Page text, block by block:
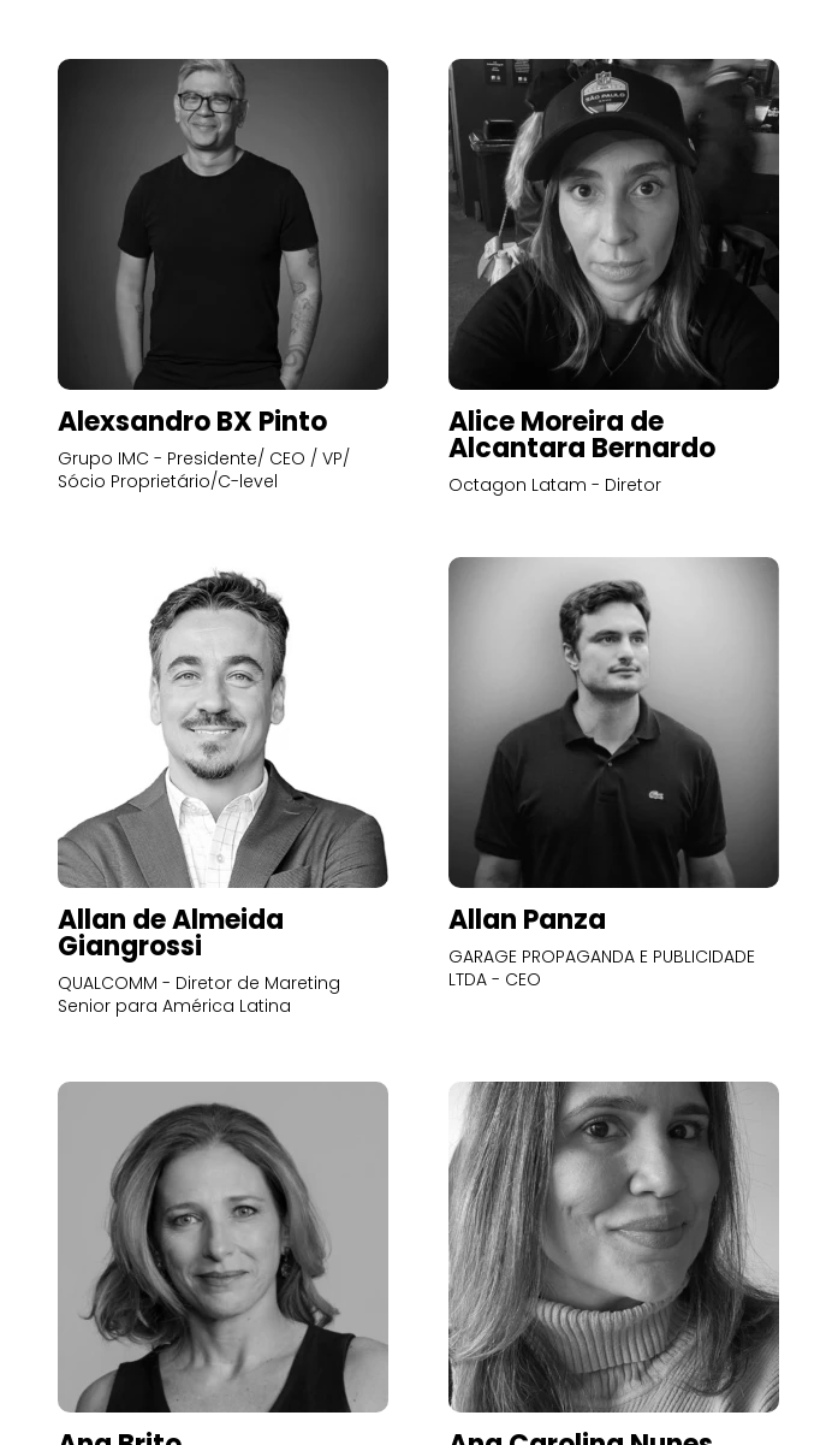
Alexsandro BX Pinto
Grupo IMC - Presidente/ CEO / VP/
Sócio Proprietário/C-level
Alice Moreira de
Alcantara Bernardo
Octagon Latam - Diretor
Allan de Almeida
Giangrossi
QUALCOMM - Diretor de Mareting
Senior para América Latina
Allan Panza
GARAGE PROPAGANDA E PUBLICIDADE
LTDA - CEO